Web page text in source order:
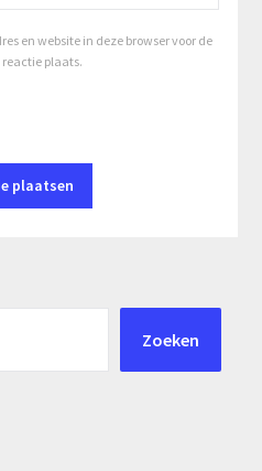
en website in deze browser voor de
plaats.
Zoeken